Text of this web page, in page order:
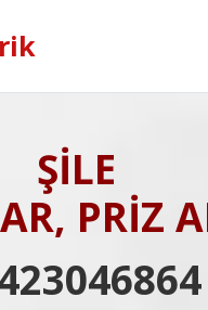
ŞİLE
PRİZ